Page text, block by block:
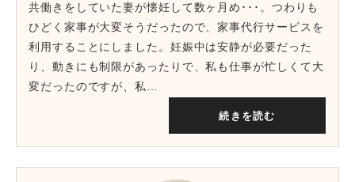
共働きをしていた妻が懐妊して数ヶ月め･･･。つわりも
ひどく家事が大変そうだったので、家事代行サービスを
利用することにしました。妊娠中は安静が必要だった
り、動きにも制限があったりで、私も仕事が忙しくて大
変だったのですが、私…
続きを読む